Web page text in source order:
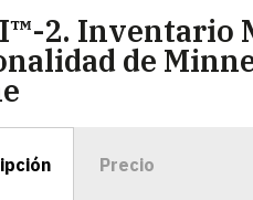
2. Inventario
de
Precio